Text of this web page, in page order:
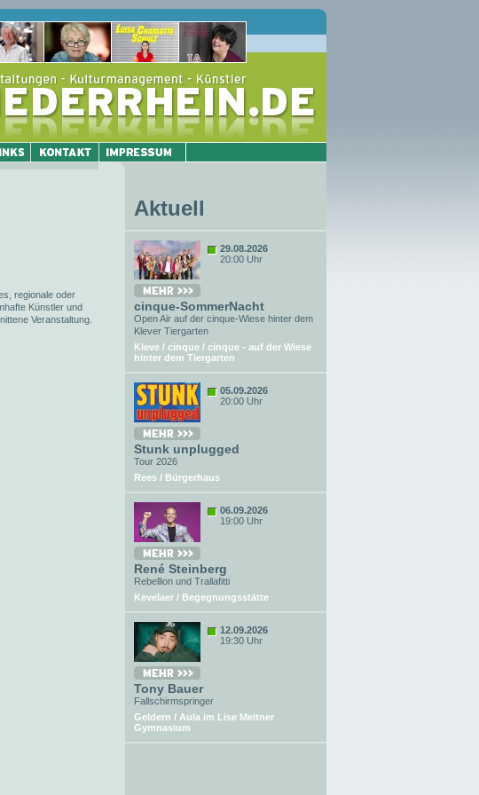
regionale oder
Künstler und
Veranstaltung.
Aktuell
29.08.2026
20:00 Uhr
cinque-SommerNacht
Open Air auf der cinque-Wiese hinter dem
Klever Tiergarten
Kleve / cinque / cinque - auf der Wiese
hinter dem Tiergarten
05.09.2026
20:00 Uhr
Stunk unplugged
Tour 2026
Rees / Bürgerhaus
06.09.2026
19:00 Uhr
René Steinberg
Rebellion und Trallafitti
Kevelaer / Begegnungsstätte
12.09.2026
19:30 Uhr
Tony Bauer
Fallschirmspringer
Geldern / Aula im Lise Meitner
Gymnasium